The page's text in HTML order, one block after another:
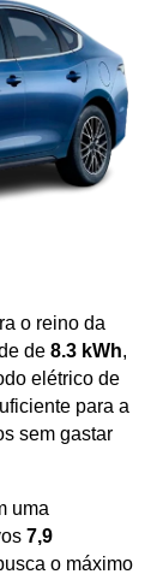
o reino da
de 8.3 kWh,
elétrico de
para a
sem gastar
uma
7,9
o máximo